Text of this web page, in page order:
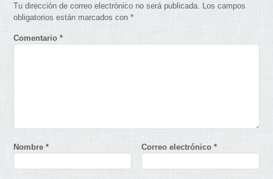
Tu dirección de correo electrónico no será publicada. Los campos
obligatorios están marcados con*
Comentario*
Nombre* Correo electrónico*